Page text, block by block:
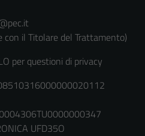
il Titolare del Trattamento)
per questioni di privacy
UFD35O